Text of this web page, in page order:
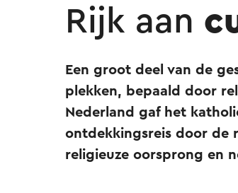
Rijk aan
Een groot deel van de
plekken, bepaald door
Nederland gaf het
ontdekkingsreis door de
religieuze oorsprong en